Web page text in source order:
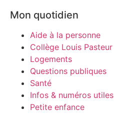
Mon quotidien
Aide à la personne
Collège Louis Pasteur
Logements
Questions publiques
Santé
Infos & numéros utiles
Petite enfance